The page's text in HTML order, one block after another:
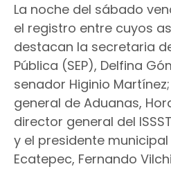
La noche del sábado
el registro entre cuyos
destacan la secretaria
Pública (SEP), Delfina
senador Higinio
general de Aduanas,
director general del
y el presidente
Ecatepec, Fernando